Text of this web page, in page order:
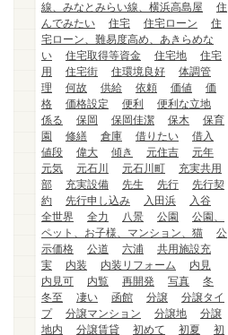
線、みなとみらい線、横浜高島屋
住
んでみたい
住宅 住宅ローン
住
宅ローン、難易度高め、あきらめな
い
住宅取得等資金 住宅地
住宅
用
住宅街 住環境良好
体調管
理
何故 供給 依頼 価値
価
格
価格設定 便利
便利な立地
係る
保岡 保岡佳潔 保木
保育
園
修繕 倉庫 借りたい
借入
値段
偉大 傾き 元住吉
元年
元気
元石川 元石川町
充実共用
部
充実設備 先生 先行
先行契
約
先行申し込み 入田浜
入谷
全世界
全力 八景 公園
公園、
ペット、お子様、マンション、猫
公
示価格
公道 六浦
共用施設充
実
内装 内装リフォーム
内見
内見可
内覧 再開発 写真
冬
冬至
凄い 函館 分譲
分譲タイ
プ
分譲マンション 分譲地
分譲
地内
分譲賃貸 初めて 初夏
初